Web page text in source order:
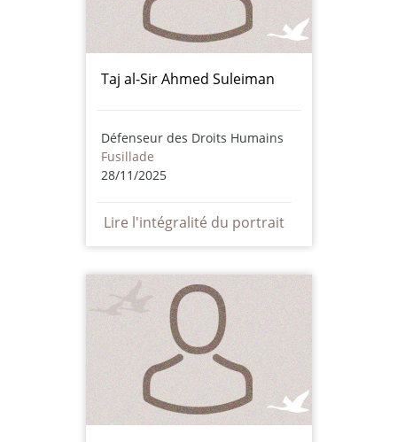
Taj al-Sir Ahmed Suleiman
Défenseur des Droits Humains
Fusillade
28/11/2025
Lire l'intégralité du portrait